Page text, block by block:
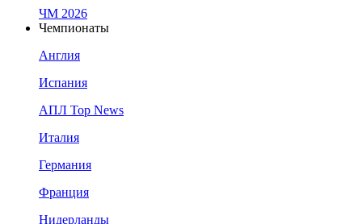
ЧМ 2026
Чемпионаты
Англия
Испания
АПЛ Top News
Италия
Германия
Франция
Нидерланды